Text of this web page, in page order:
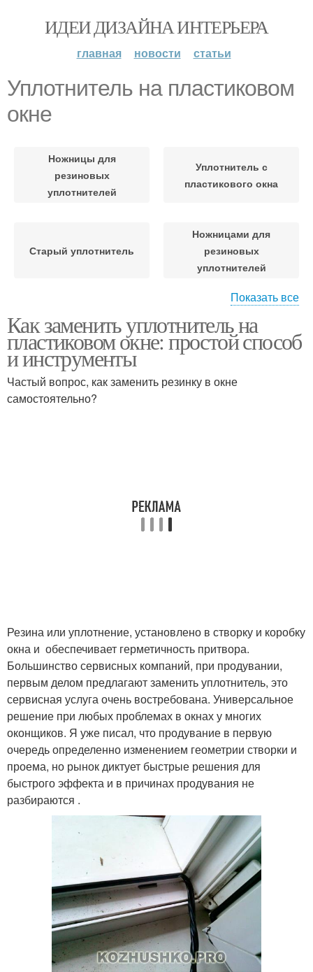
ИДЕИ ДИЗАЙНА ИНТЕРЬЕРА
главная новости статьи
Уплотнитель на пластиковом
окне
Ножницы для
резиновых
уплотнителей
Уплотнитель с
пластикового окна
Старый уплотнитель
Ножницами для
резиновых
уплотнителей
Новый уплотнитель Окно от остатков
Уплотнитель на
модифицированной
пластмассы
уплотнитель
Окно в зависимости
Показать все
Как заменить уплотнитель на
пластиковом окне: простой способ
и инструменты
Частый вопрос, как заменить резинку в окне
самостоятельно?
Резина или уплотнение, установлено в створку и коробку
окна и обеспечивает герметичность притвора.
Большинство сервисных компаний, при продувании,
первым делом предлагают заменить уплотнитель, это
сервисная услуга очень востребована. Универсальное
решение при любых проблемах в окнах у многих
оконщиков. Я уже писал, что продувание в первую
очередь определенно изменением геометрии створки и
проема, но рынок диктует быстрые решения для
быстрого эффекта и в причинах продувания не
разбираются .